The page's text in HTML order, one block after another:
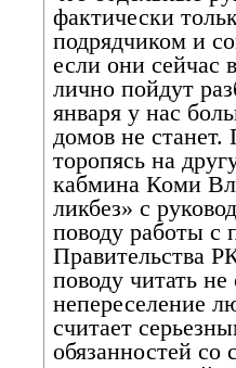
фактически
подрядчиком и
если они сейчас
лично пойдут
января у нас
домов не станет.
торопясь на
кабмина Коми
ликбез» с
поводу работы с
Правительства
поводу читать
непереселение
считает
обязанностей со